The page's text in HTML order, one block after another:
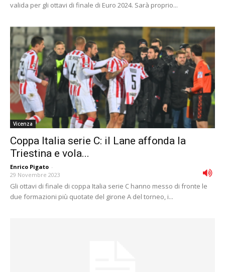
valida per gli ottavi di finale di Euro 2024. Sarà proprio...
Vicenza
Coppa Italia serie C: il Lane affonda la
Triestina e vola...
Enrico Pigato -
29 Novembre 2023
Gli ottavi di finale di coppa Italia serie C hanno messo di fronte le
due formazioni più quotate del girone A del torneo, i...